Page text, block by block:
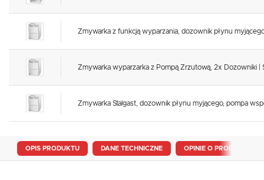
Zmywarka z funkcją wyparzania, dozownik płynu
Zmywarka wyparzarka z Pompą Zrzutową, 2x Dozowniki |
Zmywarka Stalgast, dozownik płynu myjącego, pompa
OPIS PRODUKTU DANE TECHNICZNE OPINIE O PRODUKCIE